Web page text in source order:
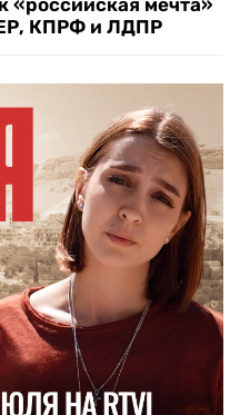
«российская мечта»
ЕР, КПРФ и ЛДПР